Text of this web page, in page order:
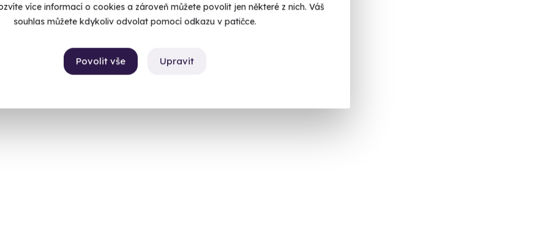
více informací o cookies a zároveň můžete povolit jen některé z nich. Váš
souhlas můžete kdykoliv odvolat pomocí odkazu v patičce.
Upravit
Povolit vše